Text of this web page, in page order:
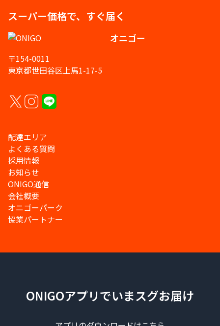
スーパー価格で、すぐ届く
オニゴー
〒154-0011
東京都世田谷区上馬1-17-5
配達エリア
よくある質問
採用情報
お知らせ
ONIGO通信
会社概要
オニゴーパーク
協業パートナー
ONIGOアプリでいまスグお届け